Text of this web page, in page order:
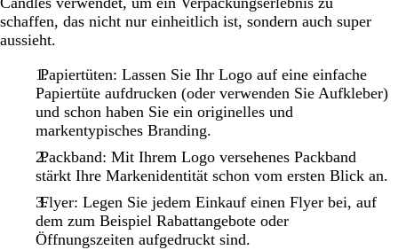
schaffen, das nicht nur einheitlich ist, sondern auch super
aussieht.
Papiertüten: Lassen Sie Ihr Logo auf eine einfache
Papiertüte aufdrucken (oder verwenden Sie Aufkleber)
und schon haben Sie ein originelles und
markentypisches Branding.
Packband: Mit Ihrem Logo versehenes Packband
stärkt Ihre Markenidentität schon vom ersten Blick an.
Flyer: Legen Sie jedem Einkauf einen Flyer bei, auf
dem zum Beispiel Rabattangebote oder
Öffnungszeiten aufgedruckt sind.